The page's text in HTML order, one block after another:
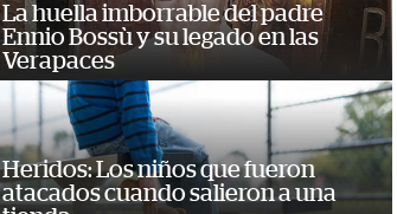
La huella imborrable del padre
Ennio Bossù y su legado en las
Verapaces
Heridos: Los niños que fueron
atacados cuando salieron a una